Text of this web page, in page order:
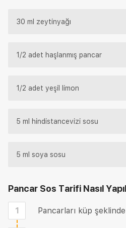
30 ml zeytinyağı
1/2 adet haşlanmış pancar
1/2 adet yeşil limon
5 ml hindistancevizi sosu
5 ml soya sosu
Pancar Sos Tarifi Nasıl
1 Pancarları küp